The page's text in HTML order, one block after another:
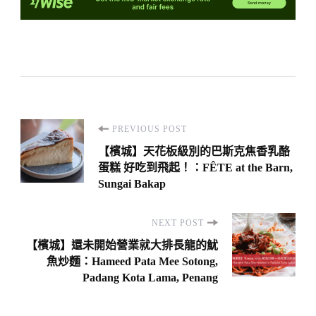
Post
Navigation
PREVIOUS POST
【檳城】天花板級別的巴斯克焦香乳酪
蛋糕 好吃到飛起！：FÊTE at the Barn,
Sungai Bakap
NEXT POST
【檳城】還未開始營業就大排長龍的魷
魚炒麵：Hameed Pata Mee Sotong,
Padang Kota Lama, Penang